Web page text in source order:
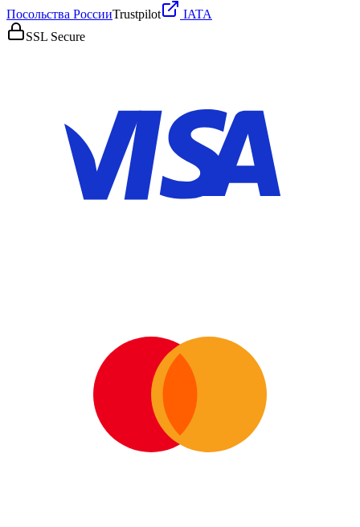
Посольства РоссииTrustpilot
IATA
SSL Secure